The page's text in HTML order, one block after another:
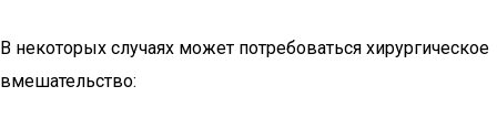
В некоторых случаях может потребоваться хирургическое
вмешательство: